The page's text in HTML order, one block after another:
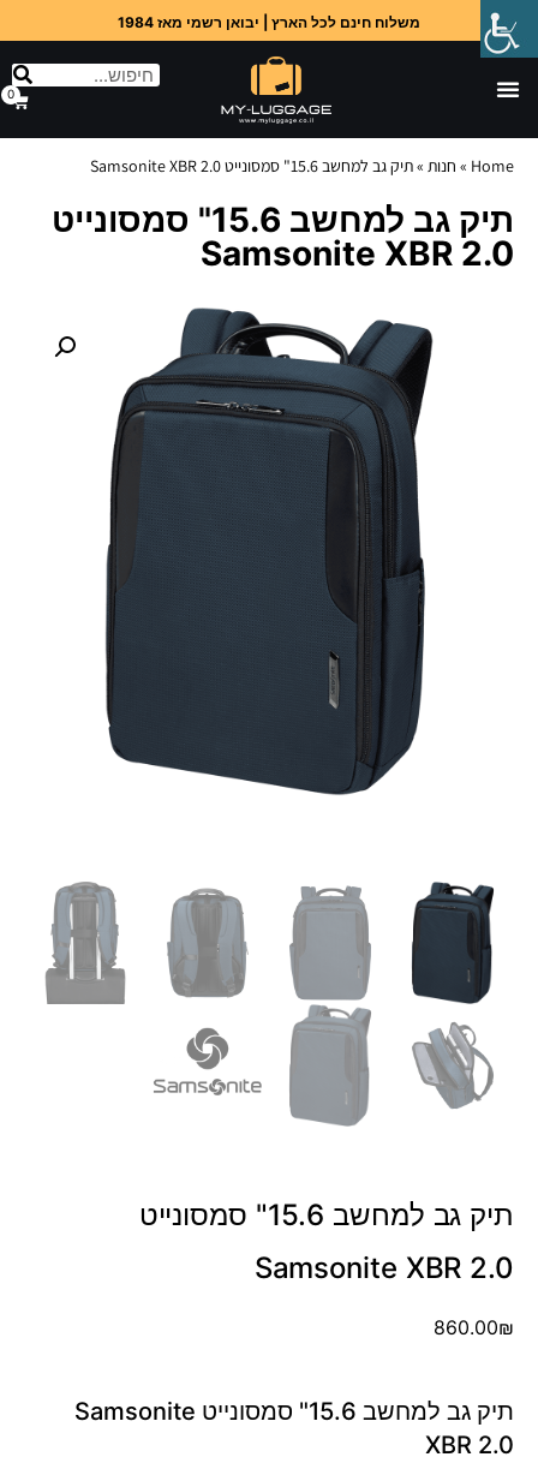
משלוח חינם לכל הארץ | יבואן רשמי מאז 1984
0
Home
» חנות »תיק גב למחשב 15.6" סמסונייט Samsonite XBR 2.0
תיק גב למחשב 15.6" סמסונייט
Samsonite XBR 2.0
תיק גב למחשב 15.6" סמסונייט
Samsonite XBR 2.0
860.00₪
תיק גב למחשב 15.6" סמסונייט Samsonite
XBR 2.0